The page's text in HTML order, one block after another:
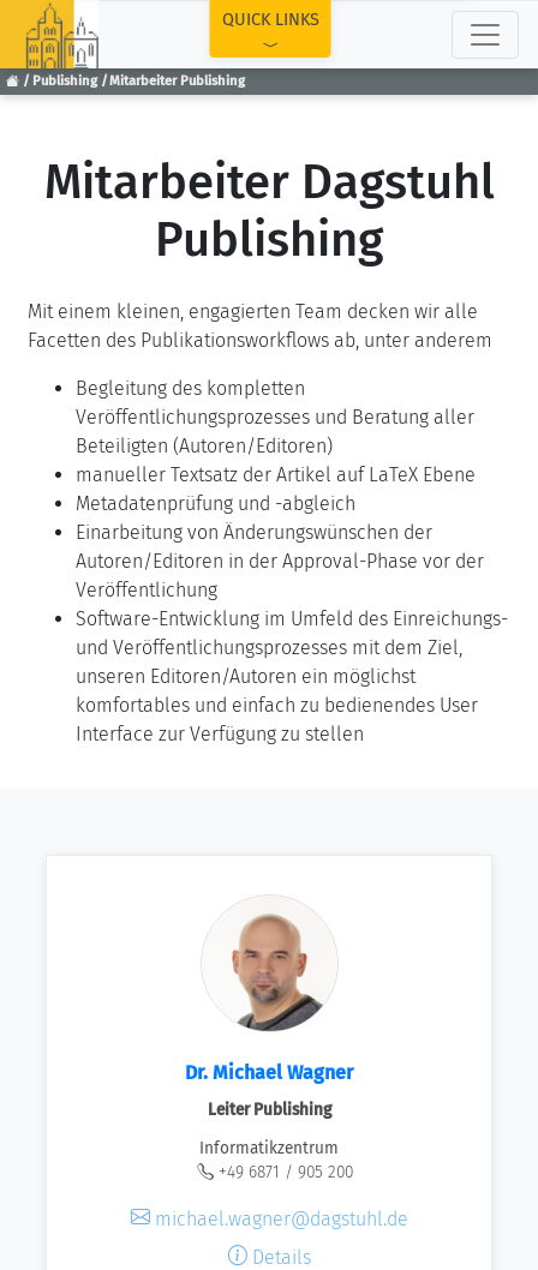
Publishing Mitarbeiter Publishing
QUICK LINKS
Mitarbeiter Dagstuhl
Publishing
Mit einem kleinen, engagierten Team decken wir alle
Facetten des Publikationsworkflows ab, unter anderem
Begleitung des kompletten
Veröffentlichungsprozesses und Beratung aller
Beteiligten (Autoren/Editoren)
manueller Textsatz der Artikel auf LaTeX Ebene
Metadatenprüfung und -abgleich
Einarbeitung von Änderungswünschen der
Autoren/Editoren in der Approval-Phase vor der
Veröffentlichung
Software-Entwicklung im Umfeld des Einreichungs-
und Veröffentlichungsprozesses mit dem Ziel,
unseren Editoren/Autoren ein möglichst
komfortables und einfach zu bedienendes User
Interface zur Verfügung zu stellen
Dr. Michael Wagner
Leiter Publishing
Informatikzentrum
+49 6871 / 905 200
michael.wagner@dagstuhl.de
Details